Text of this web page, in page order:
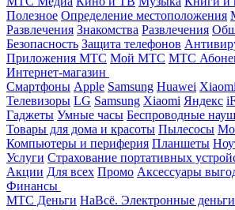
Полезное Определение местоположения
Развлечения Знакомства Развлечения
Безопасность Защита телефонов
Приложения МТС Мой МТС МТС
Интернет-магазин
Смартфоны Apple Samsung Huawei Xiaomi
Телевизоры LG Samsung Xiaomi Яндекс
Гаджеты Умные часы Беспроводные
Товары для дома и красоты Пылесосы
Компьютеры и периферия Планшеты
Услуги Страхование портативных
Акции Для всех Промо Аксессуары
Финансы
МТС Деньги НаВсё. Электронные